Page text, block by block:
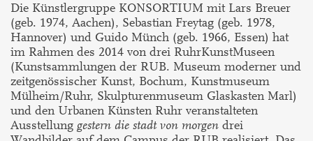
Die Künstlergruppe KONSORTIUM mit Lars Breuer
(geb. 1974, Aachen), Sebastian Freytag (geb. 1978,
Hannover) und Guido Münch (geb. 1966, Essen) hat
im Rahmen des 2014 von drei RuhrKunstMuseen
(Kunstsammlungen der RUB. Museum moderner und
zeitgenössischer Kunst, Bochum, Kunstmuseum
Mülheim/Ruhr, Skulpturenmuseum Glaskasten Marl)
und den Urbanen Künsten Ruhr veranstalteten
Ausstellung gestern die stadt von morgen drei